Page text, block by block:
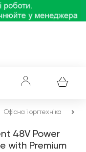
Офісна і оргтехніка
48V Power
with Premium